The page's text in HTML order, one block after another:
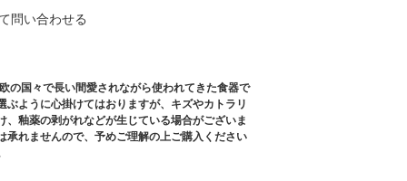
問い合わせる
の国々で長い間愛されながら使われてきた食器で
ぶように心掛けてはおりますが、キズやカトラリ
、釉薬の剥がれなどが生じている場合がございま
承れませんので、予めご理解の上ご購入ください